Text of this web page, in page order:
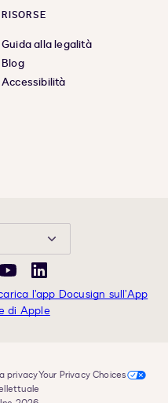
RISORSE
Guida alla legalità
Blog
Accessibilità
YouTubeLinkedIn
privacyYour Privacy Choices